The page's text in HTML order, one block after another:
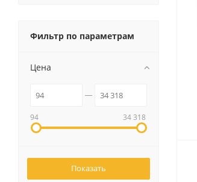
Фильтр по параметрам
Цена
94 34 318